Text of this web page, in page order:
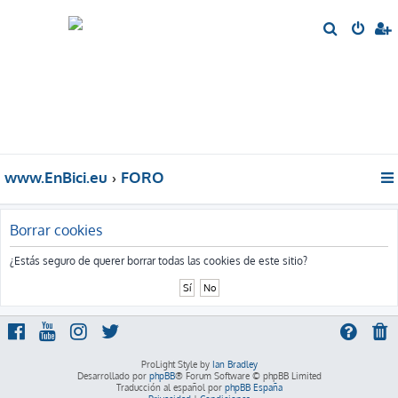
www.EnBici.eu FORO
Borrar cookies
¿Estás seguro de querer borrar todas las cookies de este sitio?
ProLight Style by Ian Bradley
Desarrollado por phpBB® Forum Software © phpBB Limited
Traducción al español por phpBB España